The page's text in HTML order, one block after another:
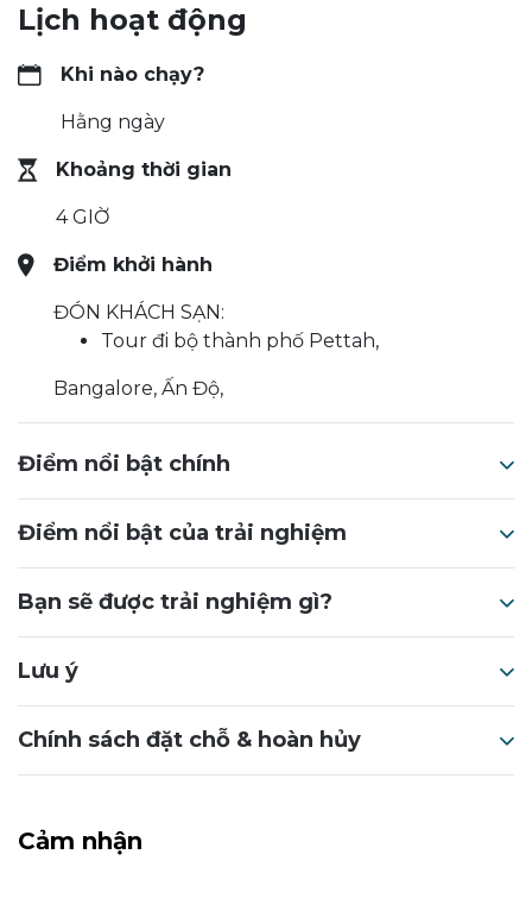
Lịch hoạt động
Khi nào chạy?
Hằng ngày
Khoảng thời gian
4 GIỜ
Điểm khởi hành
ĐÓN KHÁCH SẠN:
Tour đi bộ thành phố Pettah,
Bangalore, Ấn Độ,
Điểm nổi bật chính
Điểm nổi bật của trải nghiệm
Bạn sẽ được trải nghiệm gì?
Lưu ý
Chính sách đặt chỗ & hoàn hủy
Cảm nhận